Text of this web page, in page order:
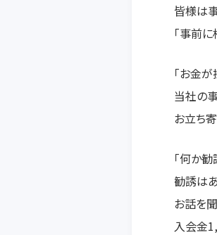
皆様は
「事前
「お金が
当社の
お立ち寄
「何か
勧誘は
お話を
入会金